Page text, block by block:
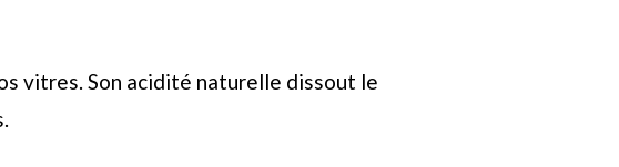
vitres. Son acidité naturelle dissout le